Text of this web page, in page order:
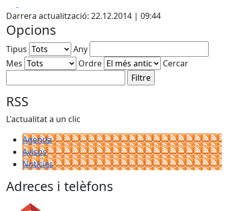
Darrera actualització: 22.12.2014 | 09:44
Opcions
Tipus
Any
Mes
Ordre Cercar
RSS
L'actualitat a un clic
Agenda
Avisos
Notícies
Adreces i telèfons